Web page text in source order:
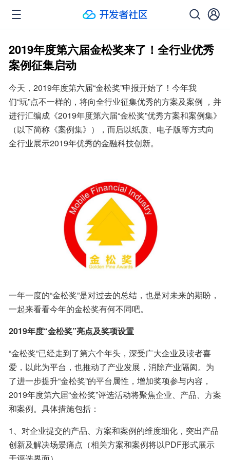
2019年度第六届金松奖来了！全行业优秀
案例征集启动
今天，2019年度第六届“金松奖”申报开始了！今年我
们“玩”点不一样的，将向全行业征集优秀的方案及案例 ，并
进行汇编成《2019年度第六届“金松奖”优秀方案和案例集》
（以下简称《案例集》），而后以纸质、电子版等方式向
全行业展示2019年优秀的金融科技创新。
一年一度的“金松奖”是对过去的总结，也是对未来的期盼，
一起来看看今年的金松奖有何不同吧。
2019年度“金松奖”亮点及奖项设置
“金松奖”已经走到了第六个年头，深受广大企业及读者喜
爱，以此为平台，也推动了产业发展，消除产业隔阂。为
了进一步提升“金松奖”的平台属性，增加奖项参与内容，
2019年度第六届“金松奖”评选活动将聚焦企业、产品、方案
和案例。具体措施包括：
1、对企业提交的产品、方案和案例的维度细化，突出产品
创新及解决场景痛点（相关方案和案例将以PDF形式展示